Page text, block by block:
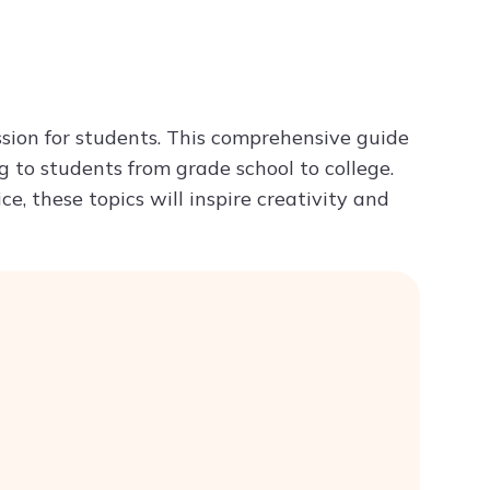
for students. This comprehensive guide
to students from grade school to college.
these topics will inspire creativity and